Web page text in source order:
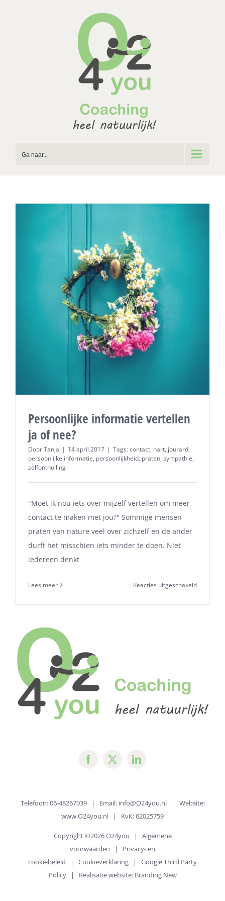
Ga naar...
Persoonlijke informatie vertellen
ja of nee?
DoorTanja | 14 april 2017 | Tags:contact, hart, jourard,
persoonlijke informatie, persoonlijkheid, praten, sympathie,
zelfonthulling
"Moet ik nou iets over mijzelf vertellen om meer
contact te maken met jou?" Sommige mensen
praten van nature veel over zichzelf en de ander
durft het misschien iets minder te doen. Niet
iedereen denkt
Lees meer Reacties uitgeschakeldvoor
Telefoon: 06-48267039 | Email: info@O24you.nl| Website:
www.O24you.nl | KvK: 62025759
Copyright ©2026 O24you | Algemene
voorwaarden | Privacy- en
cookiebeleid | Cookieverklaring | Google Third Party
Policy| Realisatie website: Branding New